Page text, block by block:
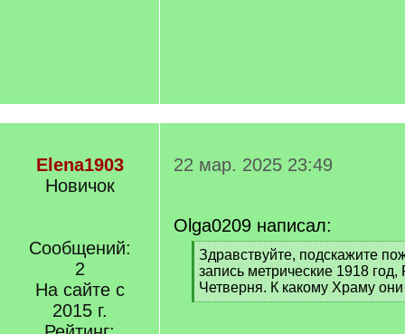
Elena1903
Новичок
Сообщений:
2
На сайте с
2015 г.
22 мар. 2025 23:49
Olga0209 написал:
[
q
]
Здравствуйте, подскажите
запись метрические 1918 год,
Четверня. К какому Храму
[